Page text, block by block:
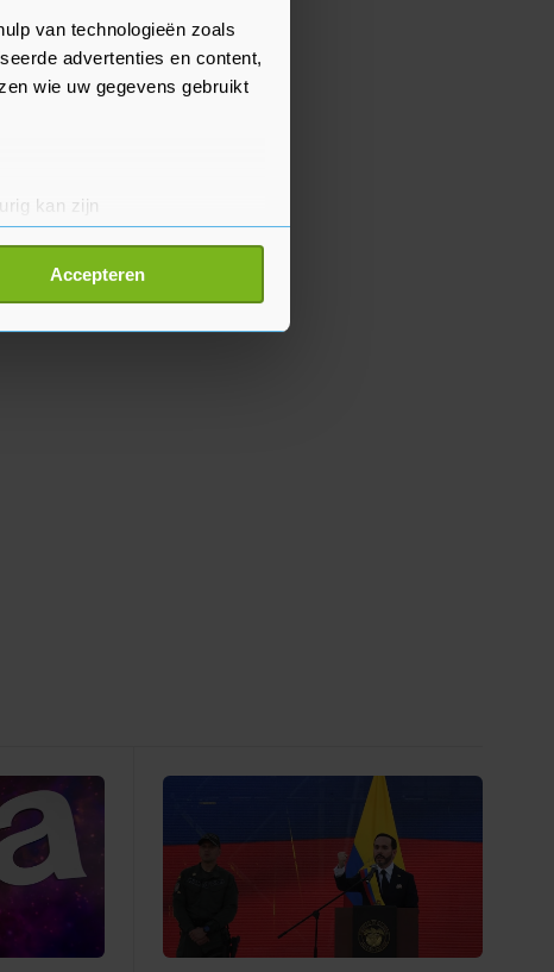
van technologieën zoals
advertenties en content,
wie uw gegevens gebruikt
kan zijn
detailgedeelte
Accepteren